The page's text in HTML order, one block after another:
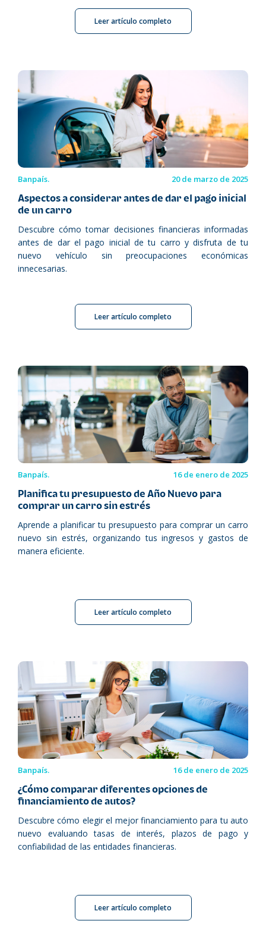
Leer artículo completo
Banpaís. 20 de marzo de 2025
Aspectos a considerar antes de dar el pago inicial
de un carro
Descubre cómo tomar decisiones financieras informadas
antes de dar el pago inicial de tu carro y disfruta de tu
nuevo vehículo sin preocupaciones económicas
innecesarias.
Leer artículo completo
Banpaís. 16 de enero de 2025
Planifica tu presupuesto de Año Nuevo para
comprar un carro sin estrés
Aprende a planificar tu presupuesto para comprar un carro
nuevo sin estrés, organizando tus ingresos y gastos de
manera eficiente.
Leer artículo completo
Banpaís. 16 de enero de 2025
¿Cómo comparar diferentes opciones de
financiamiento de autos?
Descubre cómo elegir el mejor financiamiento para tu auto
nuevo evaluando tasas de interés, plazos de pago y
confiabilidad de las entidades financieras.
Leer artículo completo